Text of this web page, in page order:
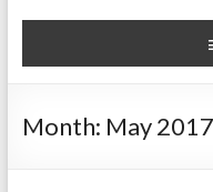
Month: May 2017